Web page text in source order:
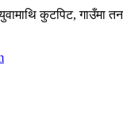
कुटपिट, गाउँमा